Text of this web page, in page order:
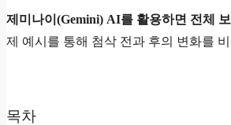
제미나이(Gemini) AI를 활용하면 전체
제 예시를 통해 첨삭 전과 후의 변화를
목차